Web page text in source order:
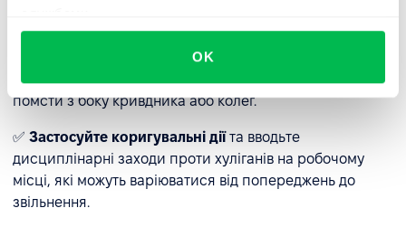
OK
точністю та неупередженістю. Спеціалісти з кадрів
повинні знати, як направити жертву до фахівців для
отримання відповідної підтримки та захистити її від
помсти з боку кривдника або колег.
✅ Застосуйте коригувальні діїта вводьте
дисциплінарні заходи проти хуліганів на робочому
місці, які можуть варіюватися від попереджень до
звільнення.